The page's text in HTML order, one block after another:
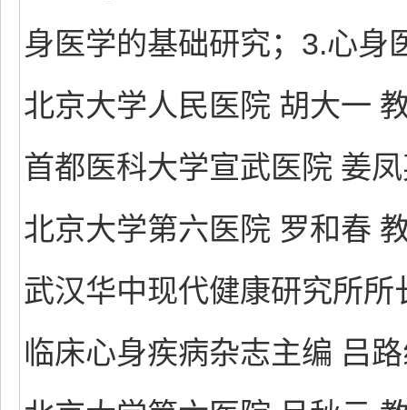
身医学的基础研究；3.心身
北京大学人民医院 胡大一
首都医科大学宣武医院 姜
北京大学第六医院 罗和春
武汉华中现代健康研究所
临床心身疾病杂志主编 吕